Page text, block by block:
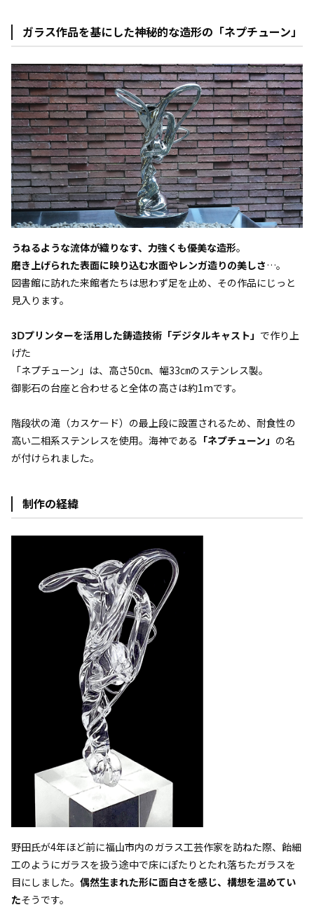
ガラス作品を基にした神秘的な造形の「ネプチューン」
うねるような流体が織りなす、力強くも優美な造形。
磨き上げられた表面に映り込む水面やレンガ造りの美しさ…。
図書館に訪れた来館者たちは思わず足を止め、その作品にじっと
見入ります。
3Ⅾプリンターを活用した鋳造技術「デジタルキャスト」 で作り上
げた
「ネプチューン」は、高さ50㎝、幅33㎝のステンレス製。
御影石の台座と合わせると全体の高さは約1mです。
階段状の滝（カスケード）の最上段に設置されるため、耐食性の
高い二相系ステンレスを使用。海神である 「ネプチューン」 の名
が付けられました。
制作の経緯
野田氏が4年ほど前に福山市内のガラス工芸作家を訪ねた際、飴細
工のようにガラスを扱う途中で床にぽたりとたれ落ちたガラスを
目にしました。 偶然生まれた形に面白さを感じ、構想を温めてい
たそうです。